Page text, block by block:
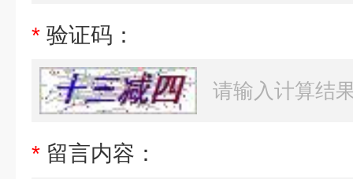
* 验证码：
* 留言内容：